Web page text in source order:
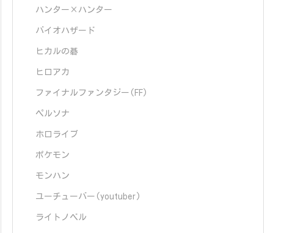
ハンター×ハンター
バイオハザード
ヒカルの碁
ヒロアカ
ファイナルファンタジー(FF)
ペルソナ
ホロライブ
ポケモン
モンハン
ユーチューバー(youtuber)
ライトノベル